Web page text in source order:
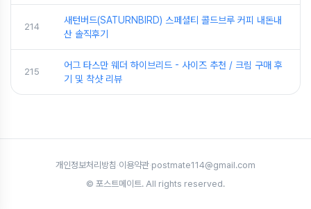
214
새턴버드(SATURNBIRD) 스페셜티 콜드브루 커피 내돈내
산 솔직후기
215
어그 타스만 웨더 하이브리드 - 사이즈 추천 / 크림 구매 후
기 및 착샷 리뷰
개인정보처리방침 ·이용약관·postmate114@gmail.com
© 포스트메이트. All rights reserved.